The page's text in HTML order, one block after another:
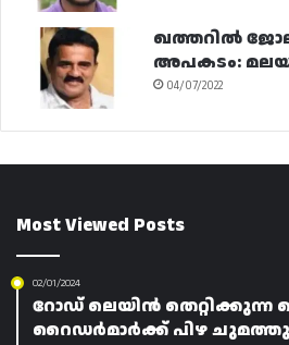
ഖത്തറിൽ
അപകടം:
04/07/2022
Most Viewed Posts
02/01/2024
റോഡ് ലെയിൻ തെറ്റിക്കുന്ന
റൈഡർമാർക്ക് പിഴ